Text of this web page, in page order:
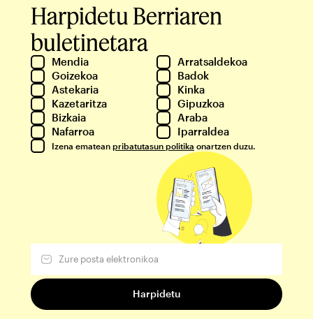
Harpidetu Berriaren
buletinetara
Mendia
Arratsaldekoa
Goizekoa
Badok
Astekaria
Kinka
Kazetaritza
Gipuzkoa
Bizkaia
Araba
Nafarroa
Iparraldea
Izena ematean pribatutasun politika onartzen duzu.